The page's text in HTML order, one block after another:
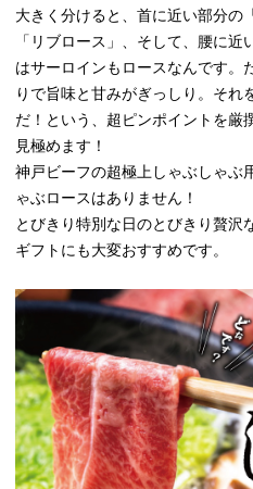
大きく分けると、首に近い部分の
「リブロース」、そして、腰に
はサーロインもロースなんです。
りで旨味と甘みがぎっしり。それ
だ！という、超ピンポイントを厳
見極めます！
神戸ビーフの超極上しゃぶしゃぶ
ゃぶロースはありません！
とびきり特別な日のとびきり贅沢
ギフトにも大変おすすめです。